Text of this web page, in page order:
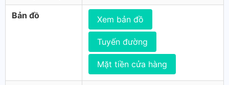
Bản đồ Xem bản đồ
Tuyến đường
Mặt tiền cửa hàng